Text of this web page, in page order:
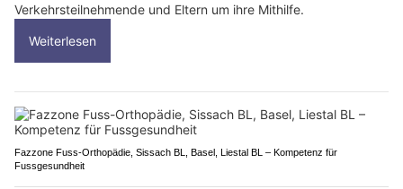
Verkehrsteilnehmende und Eltern um ihre Mithilfe.
Weiterlesen
Fazzone Fuss-Orthopädie, Sissach BL, Basel, Liestal BL – Kompetenz für
Fussgesundheit